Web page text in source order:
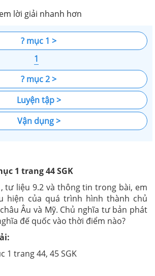
lời giải nhanh hơn
? mục 1 >
1
? mục 2 >
Luyện tập >
Vận dụng >
1 trang 44 SGK
tư liệu 9.2 và thông tin trong bài, em
hiện của quá trình hình thành chủ
Âu và Mỹ. Chủ nghĩa tư bản phát
đế quốc vào thời điểm nào?
1 trang 44, 45 SGK